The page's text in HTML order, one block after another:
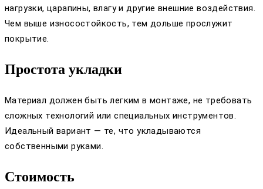
нагрузки, царапины, влагу и другие внешние воздействия.
Чем выше износостойкость, тем дольше прослужит
покрытие.
Простота укладки
Материал должен быть легким в монтаже, не требовать
сложных технологий или специальных инструментов.
Идеальный вариант — те, что укладываются
собственными руками.
Стоимость